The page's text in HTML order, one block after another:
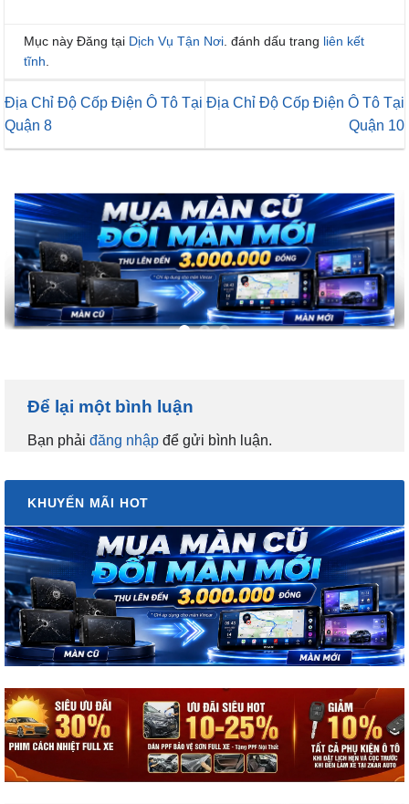
Mục này Đăng tại Dịch Vụ Tận Nơi . đánh dấu trang liên kết
tĩnh
Địa Chỉ Độ Cốp Điện Ô Tô Tại
Quận 8
Địa Chỉ Độ Cốp Điện Ô Tô Tại
Quận 10
Để lại một bình luận
Bạn phải đăng nhập để gửi bình luận.
KHUYẾN MÃI HOT